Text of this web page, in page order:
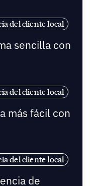
del cliente local
sencilla con
del cliente local
más fácil con
del cliente local
de